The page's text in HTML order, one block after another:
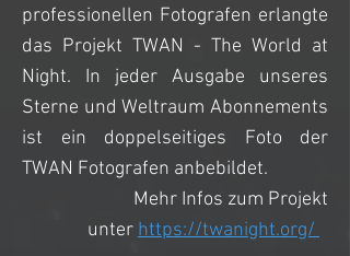
professionellen Fotografen erlangte
das Projekt TWAN - The World at
Night. In jeder Ausgabe unseres
Sterne und Weltraum Abonnements
ist ein doppelseitiges Foto der
TWAN Fotografen anbebildet.
Mehr Infos zum Projekt
unter https://twanight.org/